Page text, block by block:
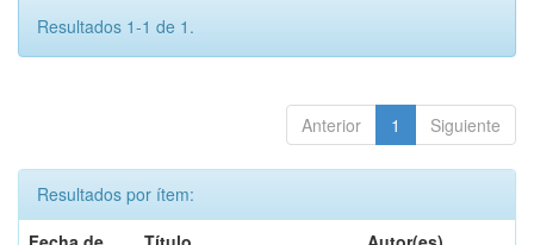
Resultados 1-1 de 1.
Anterior 1 Siguiente
Resultados por ítem: